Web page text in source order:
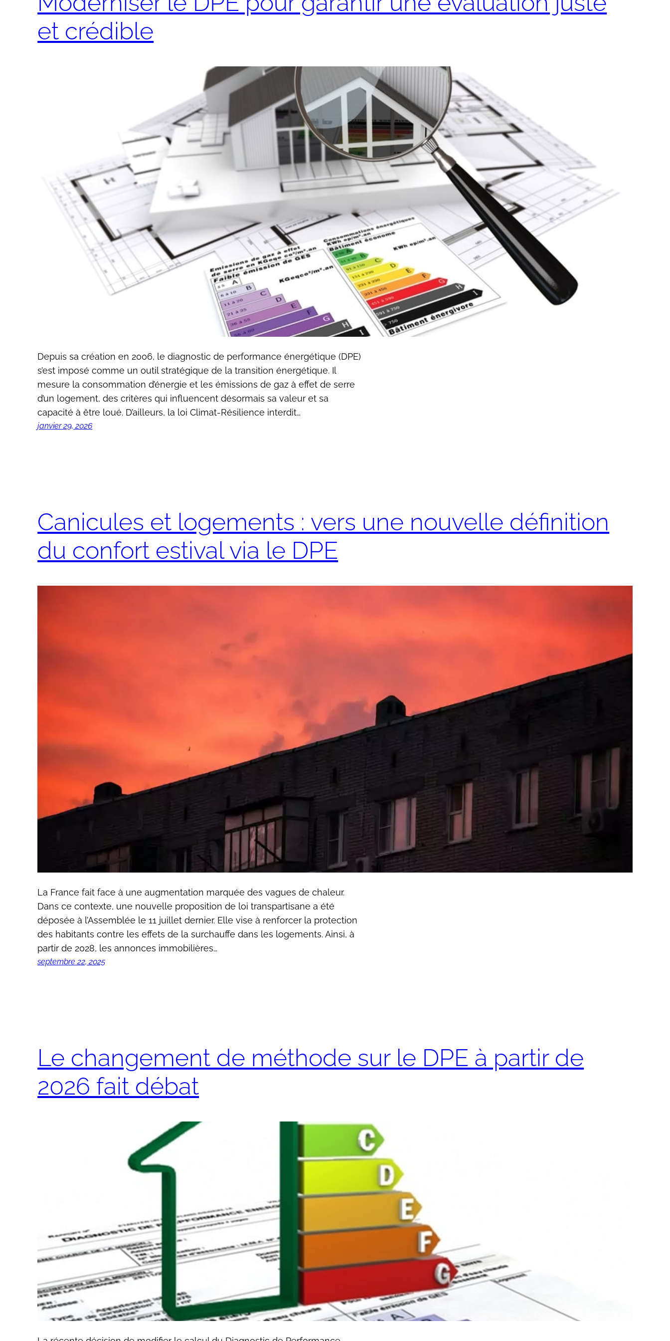
et crédible
Depuis sa création en 2006, le diagnostic de performance énergétique (DPE)
s’est imposé comme un outil stratégique de la transition énergétique. Il
mesure la consommation d’énergie et les émissions de gaz à effet de serre
d’un logement, des critères qui influencent désormais sa valeur et sa
capacité à être loué. D’ailleurs, la loi Climat-Résilience interdit…
janvier 29, 2026
Canicules et logements : vers une nouvelle définition
du confort estival via le DPE
La France fait face à une augmentation marquée des vagues de chaleur.
Dans ce contexte, une nouvelle proposition de loi transpartisane a été
déposée à l’Assemblée le 11 juillet dernier. Elle vise à renforcer la protection
des habitants contre les effets de la surchauffe dans les logements. Ainsi, à
partir de 2028, les annonces immobilières…
septembre 22, 2025
Le changement de méthode sur le DPE à partir de
2026 fait débat